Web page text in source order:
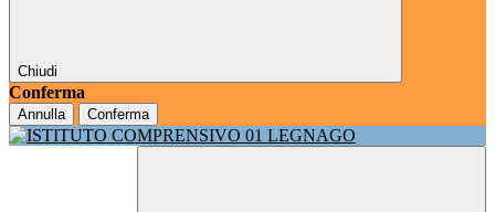
Chiudi
Conferma
Annulla Conferma